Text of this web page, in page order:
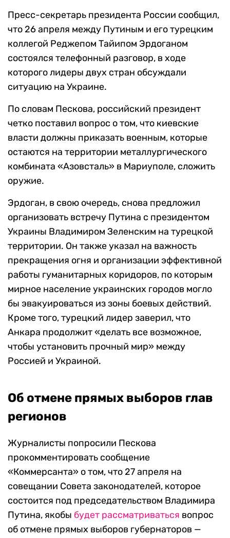
Пресс-секретарь президента России сообщил,
что 26 апреля между Путиным и его турецким
коллегой Реджепом Тайипом Эрдоганом
состоялся телефонный разговор, в ходе
которого лидеры двух стран обсуждали
ситуацию на Украине.
По словам Пескова, российский президент
четко поставил вопрос о том, что киевские
власти должны приказать военным, которые
остаются на территории металлургического
комбината «Азовсталь» в Мариуполе, сложить
оружие.
Эрдоган, в свою очередь, снова предложил
организовать встречу Путина с президентом
Украины Владимиром Зеленским на турецкой
территории. Он также указал на важность
прекращения огня и организации эффективной
работы гуманитарных коридоров, по которым
мирное население украинских городов могло
бы эвакуироваться из зоны боевых действий.
Кроме того, турецкий лидер заверил, что
Анкара продолжит «делать все возможное,
чтобы установить прочный мир» между
Россией и Украиной.
Об отмене прямых выборов глав
регионов
Журналисты попросили Пескова
прокомментировать сообщение
«Коммерсанта» о том, что 27 апреля на
совещании Совета законодателей, которое
состоится под председательством Владимира
Путина, якобы будет рассматриваться вопрос
об отмене прямых выборов губернаторов —